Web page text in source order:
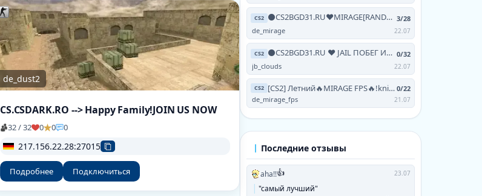
de_dust2
CS.CSDARK.RO --> Happy Family!JOIN US NOW
32 / 32 0 0 0
217.156.22.28:27015
Подробнее Подключиться
CS2 ⚫CS2BGD31.RU❤MIRAGE[RANDOM CHEATS+!VIPTEST,!SKINS] 3/28
de_mirage
22.07
CS2 ⚫CS2BGD31.RU ❤ JAIL ПОБЕГ ИЗ АДА [FREE HOOK|GRAB| 0/32
jb_clouds
22.07
CS2 [CS2] Летний🔥MIRAGE FPS🔥!knife !skins !testvip 0/22
de_mirage_fps
21.07
Последние отзывы
aha!!👍 23.07
"самый лучший"